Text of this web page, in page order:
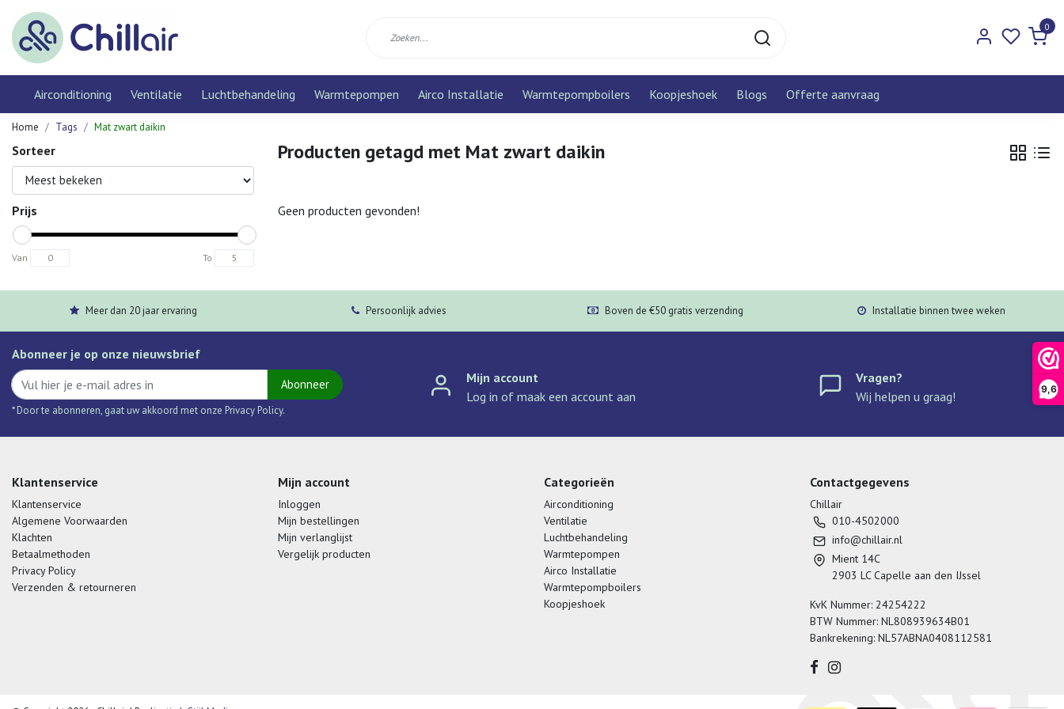
9,6
0
Airconditioning Ventilatie Luchtbehandeling Warmtepompen Airco Installatie Warmtepompboilers Koopjeshoek Blogs Offerte aanvraag
Home Tags Mat zwart daikin
Sorteer
Prijs
Van To
Producten getagd met Mat zwart daikin
Geen producten gevonden!
Meer dan 20 jaar ervaring Persoonlijk advies Boven de €50 gratis verzending Installatie binnen twee weken
Abonneer je op onze nieuwsbrief
Abonneer
* Door te abonneren, gaat uw akkoord met onze Privacy Policy.
Mijn account
Log in of maak een account aan
Vragen?
Wij helpen u graag!
Klantenservice
Klantenservice
Algemene Voorwaarden
Klachten
Betaalmethoden
Privacy Policy
Verzenden & retourneren
Mijn account
Inloggen
Mijn bestellingen
Mijn verlanglijst
Vergelijk producten
Categorieën
Airconditioning
Ventilatie
Luchtbehandeling
Warmtepompen
Airco Installatie
Warmtepompboilers
Koopjeshoek
Contactgegevens
Chillair
010-4502000
info@chillair.nl
Mient 14C
2903 LC Capelle aan den IJssel
KvK Nummer: 24254222
BTW Nummer: NL808939634B01
Bankrekening: NL57ABNA0408112581